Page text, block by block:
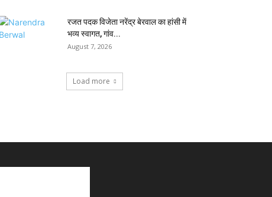
रजत पदक विजेता नरेंद्र बेरवाल का हांसी में
भव्य स्वागत, गांव...
August 7, 2026
Load more